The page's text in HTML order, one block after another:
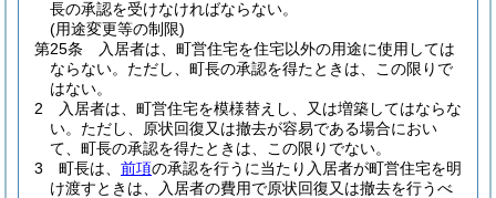
長の承認を受けなければならない。
(用途変更等の制限)
第25条
入居者は、町営住宅を住宅以外の用途に使用しては
ならない。 ただし、町長の承認を得たときは、この限りで
はない。
2
入居者は、町営住宅を模様替えし、又は増築してはならな
い。 ただし、原状回復又は撤去が容易である場合におい
て、町長の承認を得たときは、この限りでない。
3
町長は、 前項の承認を行うに当たり入居者が町営住宅を明
け渡すときは、入居者の費用で原状回復又は撤去を行うべ